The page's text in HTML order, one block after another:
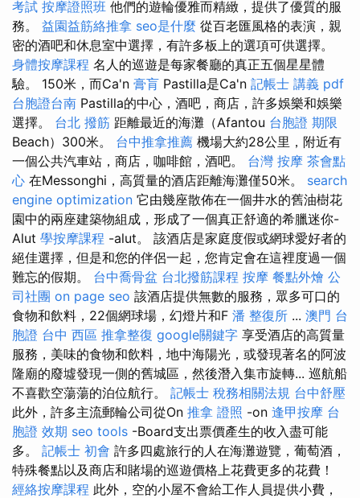
考試 按摩證照班 他們的遊輪優雅而精緻，提供了優質的服
務。 益園益筋絡推拿 seo是什麼 從百老匯風格的表演，親
密的酒吧和休息室中選擇，有許多板上的選項可供選擇。
身體按摩課程 名人的巡遊是每家餐廳的真正五個星星體
驗。 150米，而Ca'n 膏肓 Pastilla是Ca'n 記帳士 講義 pdf
台胞證台南 Pastilla的中心，酒吧，商店，許多娛樂和娛樂
選擇。 台北 撥筋 距離最近的海灘（Afantou 台胞證 期限
Beach）300米。 台中推拿推薦 機場大約28公里，附近有
一個公共汽車站，商店，咖啡館，酒吧。 台灣 按摩 茶會點
心 在Messonghi，高質量的酒店距離海灘僅50米。 search
engine optimization 它由幾座散佈在一個井水的舊油樹花
園中的兩座建築物組成，形成了一個真正舒適的希臘迷你-
Alut 學按摩課程 -alut。 該酒店是家庭度假或網球愛好者的
絕佳選擇，但是和您的伴侶一起，您肯定會在這裡度過一個
難忘的假期。 台中喬骨盆 台北撥筋課程 按摩 餐點外燴 公
司社團 on page seo 該酒店提供無數的服務，眾多可口的
食物和飲料，22個網球場，幻燈片和F 潘 整復所 ... 澳門 台
胞證 台中 西區 推拿整復 google關鍵字 享受酒店的高質量
服務，美味的食物和飲料，地中海陽光，或發現著名的阿波
隆廟的廢墟發現一側的舊城區，然後潛入集市旋轉... 巡航船
不喜歡空蕩蕩的泊位航行。 記帳士 稅務相關法規 台中舒壓
此外，許多主流郵輪公司從On 推拿 證照 -on 逢甲按摩 台
胞證 效期 seo tools -Board支出票價產生的收入盡可能
多。 記帳士 初會 許多四處旅行的人在海灘遊覽，葡萄酒，
特殊餐點以及商店和賭場的巡遊價格上花費更多的花費！
經絡按摩課程 此外，空的小屋不會給工作人員提供小費，